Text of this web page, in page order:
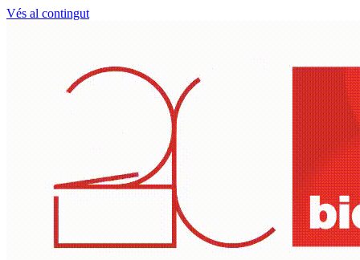
Vés al contingut